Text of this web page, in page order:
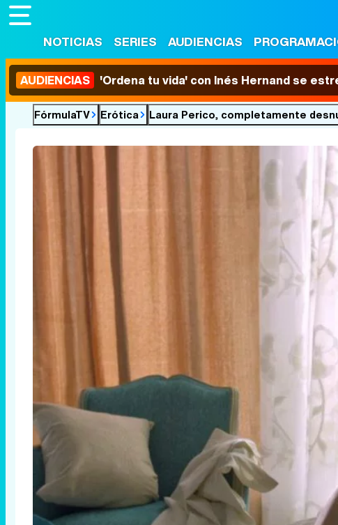
NOTICIAS SERIES AUDIENCIAS
AUDIENCIAS 'Ordena tu vida' con Inés Hernand se
FórmulaTV Erótica Laura Perico, completamente